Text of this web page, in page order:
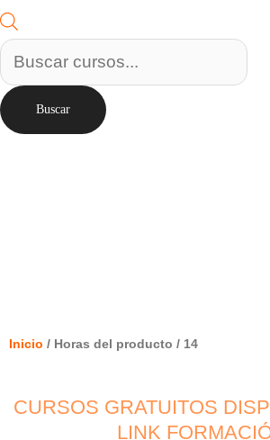
Buscar
Inicio / Horas del producto / 14
CURSOS GRATUITOS
LINK